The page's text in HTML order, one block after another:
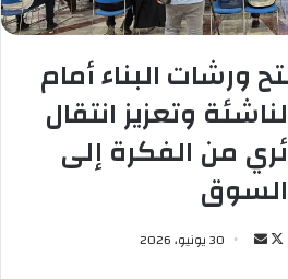
ورشات البناء أمام
وتعزيز انتقال
من الفكرة إلى
السوق
ت
30 يونيو، 2026